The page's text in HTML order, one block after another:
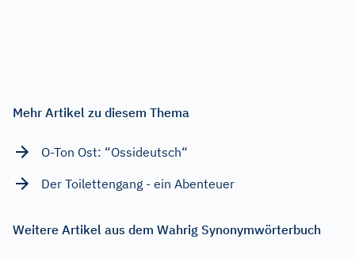
Mehr Artikel zu diesem Thema
O-Ton Ost: “Ossideutsch“
Der Toilettengang - ein Abenteuer
Weitere Artikel aus dem Wahrig Synonymwörterbuch